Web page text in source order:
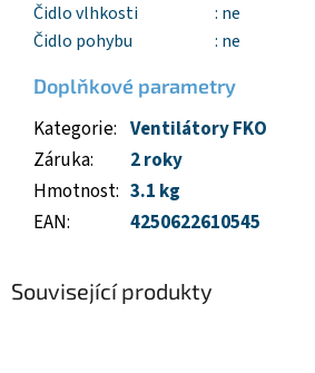
Čidlo vlhkosti
: ne
Čidlo pohybu
: ne
Doplňkové parametry
Kategorie: Ventilátory FKO
Záruka:
2 roky
Hmotnost: 3.1 kg
EAN: 4250622610545
Související produkty